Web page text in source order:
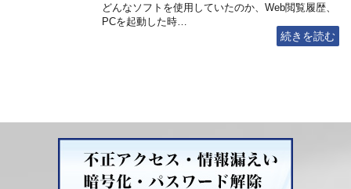
どんなソフトを使用していたのか、Web閲覧履歴、
PCを起動した時…
続きを読む